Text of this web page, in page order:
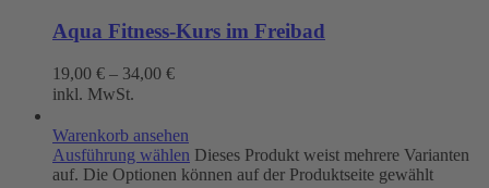
Aqua Fitness-Kurs im Freibad
19,00 € – 34,00 €
inkl. MwSt.
Warenkorb ansehen
Ausführung wählen Dieses Produkt weist mehrere Varianten
auf. Die Optionen können auf der Produktseite gewählt